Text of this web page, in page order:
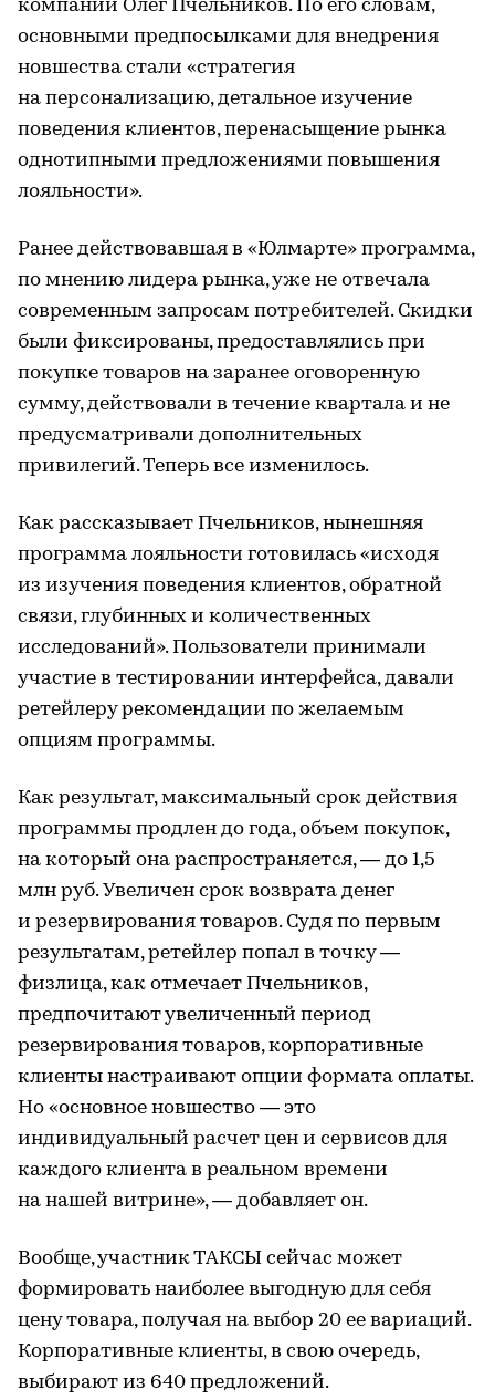
компаний Олег Пчельников. По его словам,
основными предпосылками для внедрения
новшества стали «стратегия
на персонализацию, детальное изучение
поведения клиентов, перенасыщение рынка
однотипными предложениями повышения
лояльности».
Ранее действовавшая в «Юлмарте» программа,
по мнению лидера рынка, уже не отвечала
современным запросам потребителей. Скидки
были фиксированы, предоставлялись при
покупке товаров на заранее оговоренную
сумму, действовали в течение квартала и не
предусматривали дополнительных
привилегий. Теперь все изменилось.
Как рассказывает Пчельников, нынешняя
программа лояльности готовилась «исходя
из изучения поведения клиентов, обратной
связи, глубинных и количественных
исследований». Пользователи принимали
участие в тестировании интерфейса, давали
ретейлеру рекомендации по желаемым
опциям программы.
Как результат, максимальный срок действия
программы продлен до года, объем покупок,
на который она распространяется, — до 1,5
млн руб. Увеличен срок возврата денег
и резервирования товаров. Судя по первым
результатам, ретейлер попал в точку —
физлица, как отмечает Пчельников,
предпочитают увеличенный период
резервирования товаров, корпоративные
клиенты настраивают опции формата оплаты.
Но «основное новшество — это
индивидуальный расчет цен и сервисов для
каждого клиента в реальном времени
на нашей витрине», — добавляет он.
Вообще, участник ТАКСЫ сейчас может
формировать наиболее выгодную для себя
цену товара, получая на выбор 20 ее вариаций.
Корпоративные клиенты, в свою очередь,
выбирают из 640 предложений.